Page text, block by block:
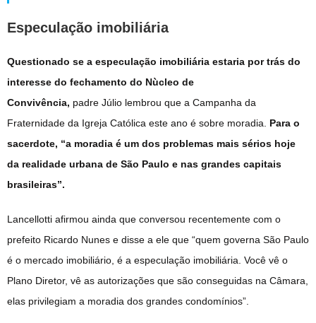
Especulação imobiliária
Questionado se a especulação imobiliária estaria por trás do
interesse do fechamento do Nùcleo de
Convivência, padre Júlio lembrou que a Campanha da
Fraternidade da Igreja Católica este ano é sobre moradia. Para o
sacerdote, “a moradia é um dos problemas mais sérios hoje
da realidade urbana de São Paulo e nas grandes capitais
brasileiras”.
Lancellotti afirmou ainda que conversou recentemente com o
prefeito Ricardo Nunes e disse a ele que “quem governa São Paulo
é o mercado imobiliário, é a especulação imobiliária. Você vê o
Plano Diretor, vê as autorizações que são conseguidas na Câmara,
elas privilegiam a moradia dos grandes condomínios”.